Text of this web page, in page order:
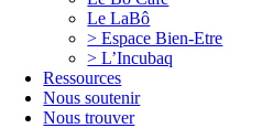
Le LaBô
> Espace Bien-Etre
> L’Incubaq
Ressources
Nous soutenir
Nous trouver